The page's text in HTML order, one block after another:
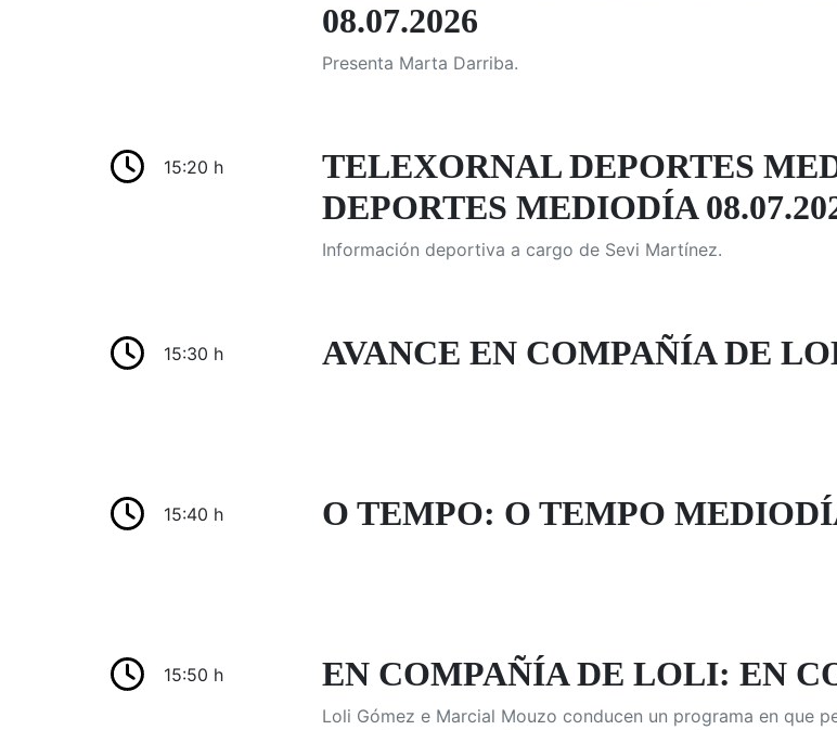
08.07.2026
Presenta Marta Darriba.
15:20 h
TELEXORNAL DEPORTES
DEPORTES MEDIODÍA
Información deportiva a cargo de Sevi Martínez.
15:30 h AVANCE EN COMPAÑÍA DE
15:40 h O TEMPO: O TEMPO
15:50 h EN COMPAÑÍA DE LOLI: EN
Loli Gómez e Marcial Mouzo conducen un programa en que